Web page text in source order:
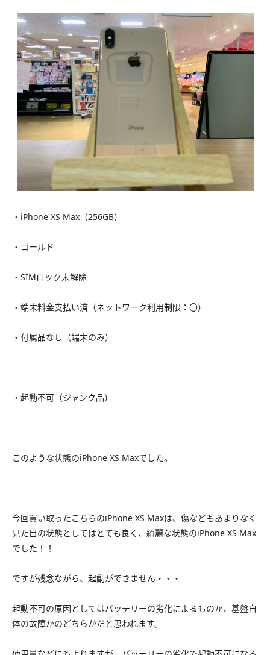
・iPhone XS Max（256GB）
・ゴールド
・SIMロック未解除
・端末料金支払い済（ネットワーク利用制限：〇）
・付属品なし（端末のみ）
・起動不可（ジャンク品）
このような状態のiPhone XS Maxでした。
今回買い取ったこちらのiPhone XS Maxは、傷などもあまりなく
見た目の状態としてはとても良く、綺麗な状態のiPhone XS Max
でした！！
ですが残念ながら、起動ができません・・・
起動不可の原因としてはバッテリーの劣化によるものか、基盤自
体の故障かのどちらかだと思われます。